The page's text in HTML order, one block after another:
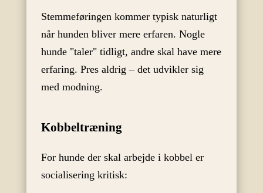
Stemmeføringen kommer typisk naturligt
når hunden bliver mere erfaren. Nogle
hunde "taler" tidligt, andre skal have mere
erfaring. Pres aldrig – det udvikler sig
med modning.
Kobbeltræning
For hunde der skal arbejde i kobbel er
socialisering kritisk: